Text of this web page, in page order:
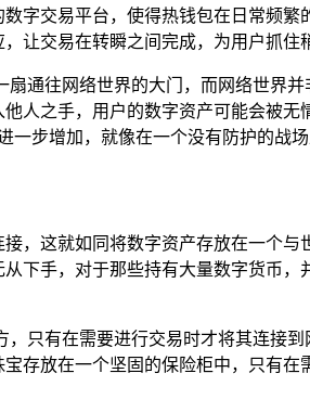
字交易平台，使得热钱包在日常频
让交易在转瞬之间完成，为用户抓住
通往网络世界的大门，而网络世界
人之手，用户的数字资产可能会被
步增加，就像在一个没有防护的战
，这就如同将数字资产存放在一个
下手，对于那些持有大量数字货币
只有在需要进行交易时才将其连接到
存放在一个坚固的保险柜中，只有